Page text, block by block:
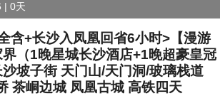
| 0天
含+长沙入凤凰回省6小时>【漫游
（1晚星城长沙酒店+1晚超豪皇冠
坡子街 天门山/天门洞/玻璃栈道
茶峒边城 凤凰古城 高铁四天